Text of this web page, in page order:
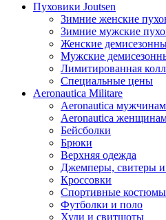
Пуховики Joutsen
Зимние женские
Зимние мужские
Женские
Мужские
Лимитированная
Специальные цены
Aeronautica Militare
Aeronautica мужчинам
Aeronautica
Бейсболки
Брюки
Верхняя одежда
Джемперы, свитеры
Кроссовки
Спортивные костюмы
Футболки и поло
Худи и свитшоты